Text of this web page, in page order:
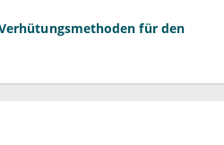
für den